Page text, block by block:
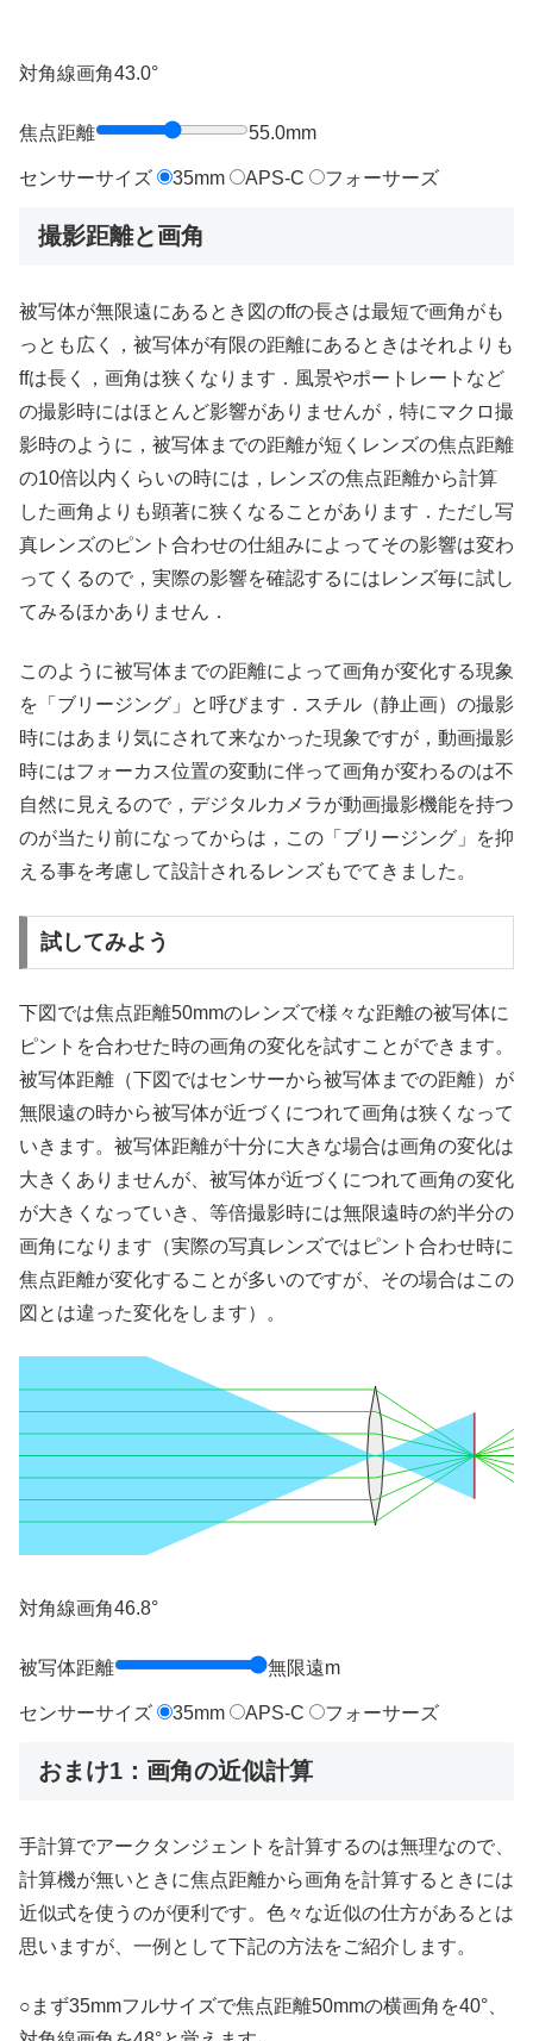
対角線画角43.0°
焦点距離 55.0mm
センサーサイズ 35mm APS-C フォーサーズ
撮影距離と画角
被写体が無限遠にあるとき図のffの長さは最短で画角がも
っとも広く，被写体が有限の距離にあるときはそれよりも
ffは長く，画角は狭くなります．風景やポートレートなど
の撮影時にはほとんど影響がありませんが，特にマクロ撮
影時のように，被写体までの距離が短くレンズの焦点距離
の10倍以内くらいの時には，レンズの焦点距離から計算
した画角よりも顕著に狭くなることがあります．ただし写
真レンズのピント合わせの仕組みによってその影響は変わ
ってくるので，実際の影響を確認するにはレンズ毎に試し
てみるほかありません．
このように被写体までの距離によって画角が変化する現象
を「ブリージング」と呼びます．スチル（静止画）の撮影
時にはあまり気にされて来なかった現象ですが，動画撮影
時にはフォーカス位置の変動に伴って画角が変わるのは不
自然に見えるので，デジタルカメラが動画撮影機能を持つ
のが当たり前になってからは，この「ブリージング」を抑
える事を考慮して設計されるレンズもでてきました。
試してみよう
下図では焦点距離50mmのレンズで様々な距離の被写体に
ピントを合わせた時の画角の変化を試すことができます。
被写体距離（下図ではセンサーから被写体までの距離）が
無限遠の時から被写体が近づくにつれて画角は狭くなって
いきます。被写体距離が十分に大きな場合は画角の変化は
大きくありませんが、被写体が近づくにつれて画角の変化
が大きくなっていき、等倍撮影時には無限遠時の約半分の
画角になります（実際の写真レンズではピント合わせ時に
焦点距離が変化することが多いのですが、その場合はこの
図とは違った変化をします）。
対角線画角46.8°
被写体距離 無限遠m
センサーサイズ 35mm APS-C フォーサーズ
おまけ1：画角の近似計算
手計算でアークタンジェントを計算するのは無理なので、
計算機が無いときに焦点距離から画角を計算するときには
近似式を使うのが便利です。色々な近似の仕方があるとは
思いますが、一例として下記の方法をご紹介します。
○まず35mmフルサイズで焦点距離50mmの横画角を40°、